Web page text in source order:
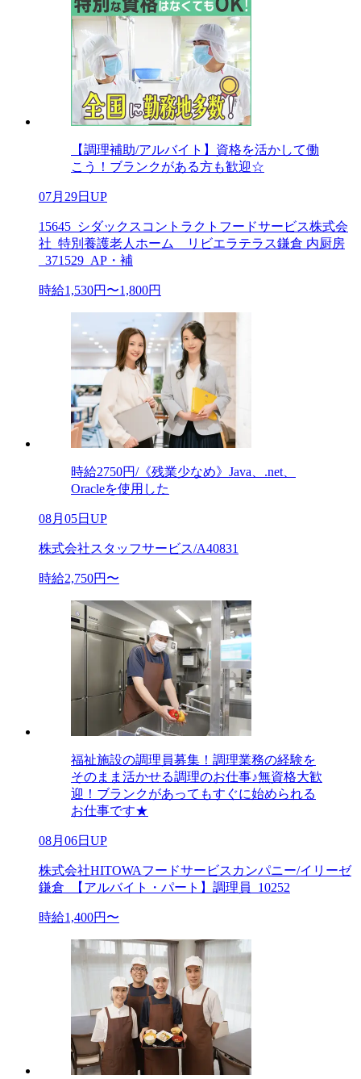
【調理補助/アルバイト】資格を活かして働
こう！ブランクがある方も歓迎☆
07月29日UP
15645_シダックスコントラクトフードサービス株式会
社_特別養護老人ホーム リビエラテラス鎌倉 内厨房
_371529_AP・補
時給1,530円〜1,800円
時給2750円/《残業少なめ》Java、.net、
Oracleを使用した
08月05日UP
株式会社スタッフサービス/A40831
時給2,750円〜
福祉施設の調理員募集！調理業務の経験を
そのまま活かせる調理のお仕事♪無資格大歓
迎！ブランクがあってもすぐに始められる
お仕事です★
08月06日UP
株式会社HITOWAフードサービスカンパニー/イリーゼ
鎌倉_【アルバイト・パート】調理員_10252
時給1,400円〜